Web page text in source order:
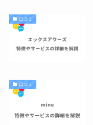
口コミ
口コミ